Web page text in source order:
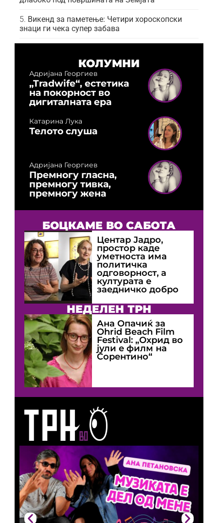
Викенд за паметење: Четири хороскопски
знаци ги чека супер забава
КОЛУМНИ
Адријана Георгиев
„Tradwife“, естетика
на покорност во
дигиталната ера
Катарина Лука
Телото слуша
Адријана Георгиев
Премногу гласна,
премногу тивка,
премногу жена
БОЦКАМЕ ВО САБОТА
Центар Јадро,
простор каде
уметноста има
политичка
одговорност, а
културата е
заедничко добро
НЕДЕЛЕН ТРН
Ана Опачиќ за
Оhrid Beach Film
Festival: „Охрид во
јули е филм на
Сорентино“